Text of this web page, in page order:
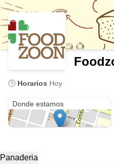
🕒 Horarios Hoy
Donde estamos
Panaderia